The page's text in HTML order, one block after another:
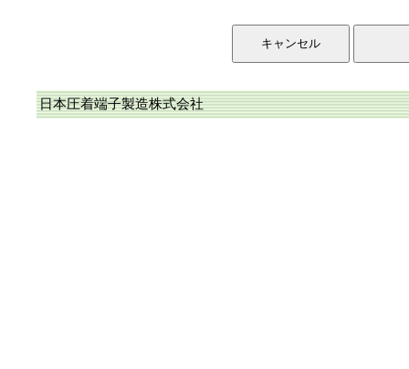
日本圧着端子製造株式会社